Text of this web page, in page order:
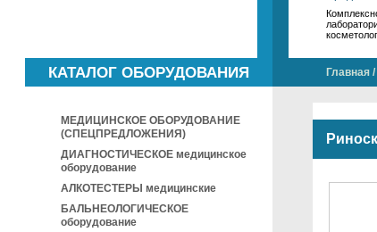
КАТАЛОГ ОБОРУДОВАНИЯ
МЕДИЦИНСКОЕ ОБОРУДОВАНИЕ
(СПЕЦПРЕДЛОЖЕНИЯ)
ДИАГНОСТИЧЕСКОЕ медицинское
оборудование
АЛКОТЕСТЕРЫ медицинские
БАЛЬНЕОЛОГИЧЕСКОЕ
оборудование
Главная /